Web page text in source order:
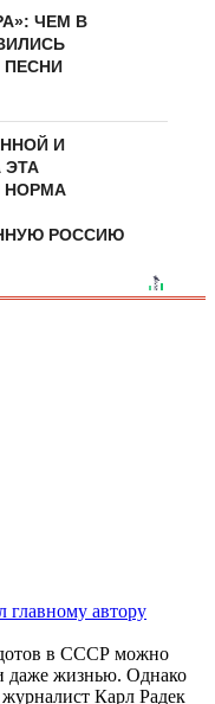
ЧЕМ В
ПЕСНИ
И
ЭТА
НОРМА
РОССИЮ
автору
в СССР можно
даже жизнью. Однако
Карл Радек